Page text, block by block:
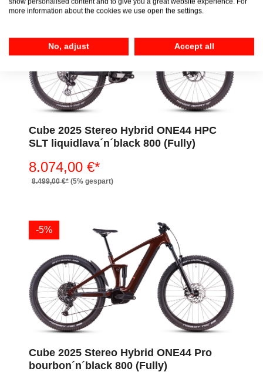
-5%
Cube 2025 Stereo Hybrid ONE44 HPC
SLT liquidlava´n´black 800 (Fully)
8.074,00 €*
8.499,00 €* (5% gespart)
-5%
Cube 2025 Stereo Hybrid ONE44 Pro
bourbon´n´black 800 (Fully)
more information about the cookies we use open the settings.
No, adjust Accept all